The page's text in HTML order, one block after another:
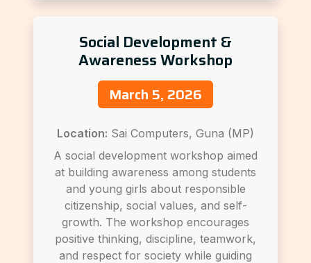
Social Development &
Awareness Workshop
March 5, 2026
Location: Sai Computers, Guna (MP)
A social development workshop aimed
at building awareness among students
and young girls about responsible
citizenship, social values, and self-
growth. The workshop encourages
positive thinking, discipline, teamwork,
and respect for society while guiding